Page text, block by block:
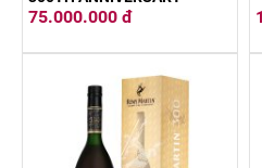
75.000.000 đ